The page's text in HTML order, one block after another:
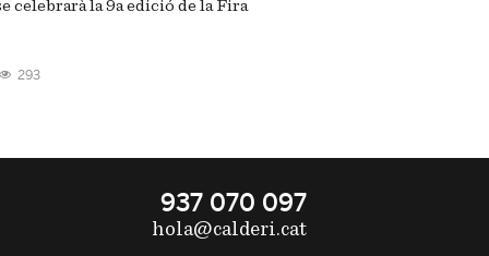
celebrarà la 9a edició de la Fira
293
937 070 097
hola@calderi.cat